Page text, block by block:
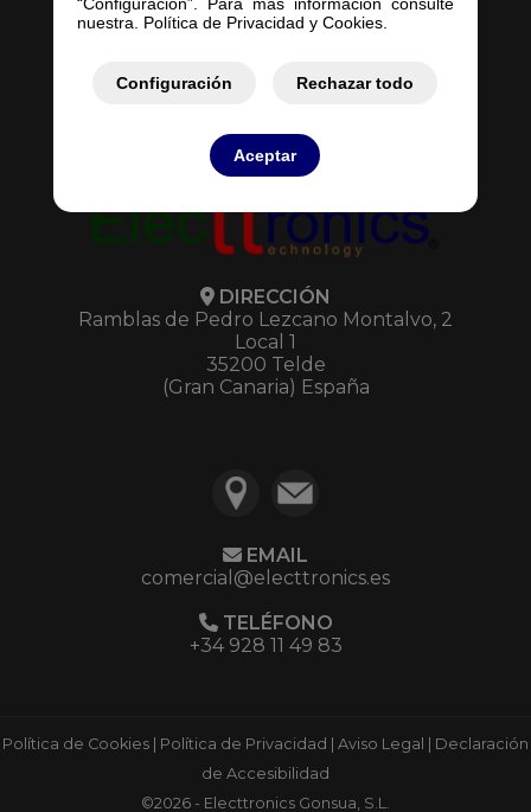
nuestra. Política de Privacidad y Cookies.
Configuración Rechazar todo
Aceptar
Contacto
Mis Presupuestos
DIRECCIÓN
Ramblas de Pedro Lezcano Montalvo, 2
Local 1
35200 Telde
(Gran Canaria) España
EMAIL
comercial@electtronics.es
TELÉFONO
+34 928 11 49 83
Política de Cookies Política de Privacidad Aviso Legal
Declaración
de Accesibilidad
©2026 - Electtronics Gonsua, S.L.